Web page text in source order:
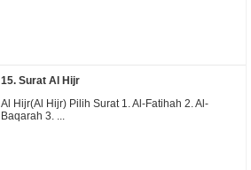
15. Surat Al Hijr
Al Hijr(Al Hijr) Pilih Surat 1. Al-Fatihah 2. Al-
Baqarah 3. ...